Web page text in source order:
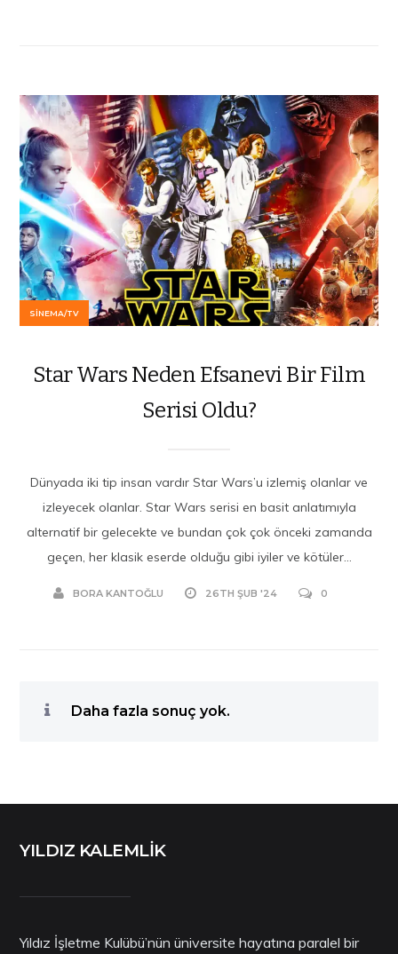
SINEMA/TV
Star Wars Neden Efsanevi Bir Film
Serisi Oldu?
Dünyada iki tip insan vardır Star Wars’u izlemiş olanlar ve
izleyecek olanlar. Star Wars serisi en basit anlatımıyla
alternatif bir gelecekte ve bundan çok çok önceki zamanda
geçen, her klasik eserde olduğu gibi iyiler ve kötüler...
BORA KANTOĞLU 26TH ŞUB '24 0
Daha fazla sonuç yok.
YILDIZ KALEMLİK
Yıldız İşletme Kulübü’nün üniversite hayatına paralel bir